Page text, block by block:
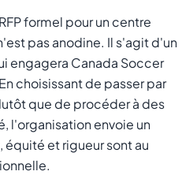
formel pour un centre
pas anodine. Il s'agit d'un
engagera Canada Soccer
choisissant de passer par
que de procéder à des
l'organisation envoie un
et rigueur sont au